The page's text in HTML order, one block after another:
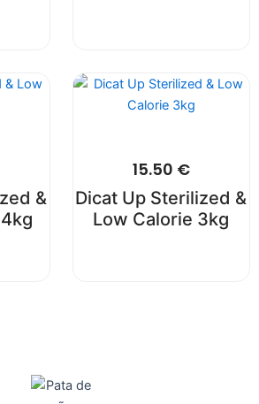
&
15.50 €
Dicat Up Sterilized &
Low Calorie 3kg